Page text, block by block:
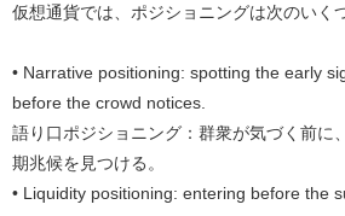
仮想通貨では、ポジショニングは次のいく
• Narrative positioning: spotting the early
before the crowd notices.
語り口ポジショニング：群衆が気づく前に
期兆候を見つける。
• Liquidity positioning: entering before the